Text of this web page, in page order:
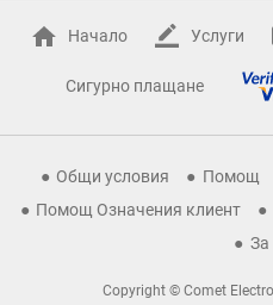
Начало Услуги
Сигурно плащане
Общи условия Помощ
Помощ Означения клиент
За
Copyright © Comet